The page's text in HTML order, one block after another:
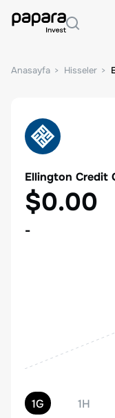
Anasayfa Hisseler
Ellington Credit
$0.00
-
1G 1H